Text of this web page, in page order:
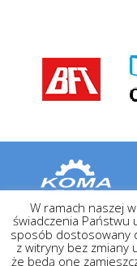
P.H.U. Koma
Ul. Cieszyńska 37
43-300 Bielsko-Biała
W ramach naszej
świadczenia Państwu
sposób dostosowany
z witryny bez zmiany
że będą one